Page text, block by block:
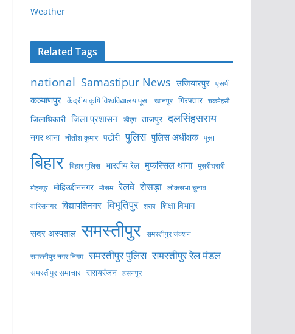
Weather
Related Tags
national Samastipur News उजियारपुर एसपी
कल्याणपुर केंद्रीय कृषि विश्वविद्यालय पूसा खानपुर गिरफ्तार चकमेहसी
जिलाधिकारी जिला प्रशासन डीएम ताजपुर दलसिंहसराय
नगर थाना नीतीश कुमार पटोरी पुलिस पुलिस अधीक्षक पूसा
बिहार बिहार पुलिस भारतीय रेल मुफस्सिल थाना मुसरीघरारी
मोहनपुर मोहिउद्दीननगर मौसम रेलवे रोसड़ा लोकसभा चुनाव
वारिसनगर विद्यापतिनगर विभूतिपुर शराब शिक्षा विभाग
सदर अस्पताल समस्तीपुर समस्तीपुर जंक्शन
समस्तीपुर नगर निगम समस्तीपुर पुलिस समस्तीपुर रेल मंडल
समस्तीपुर समाचार सरायरंजन हसनपुर